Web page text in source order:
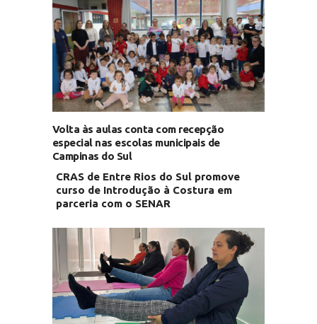
Volta às aulas conta com recepção
especial nas escolas municipais de
Campinas do Sul
CRAS de Entre Rios do Sul promove
curso de Introdução à Costura em
parceria com o SENAR